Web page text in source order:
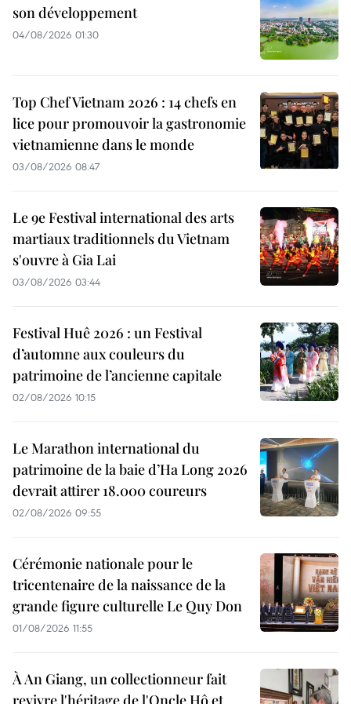
son développement
04/08/2026 01:30
Top Chef Vietnam 2026 : 14 chefs en
lice pour promouvoir la gastronomie
vietnamienne dans le monde
03/08/2026 08:47
Le 9e Festival international des arts
martiaux traditionnels du Vietnam
s'ouvre à Gia Lai
03/08/2026 03:44
Festival Huê 2026 : un Festival
d’automne aux couleurs du
patrimoine de l’ancienne capitale
02/08/2026 10:15
Le Marathon international du
patrimoine de la baie d’Ha Long 2026
devrait attirer 18.000 coureurs
02/08/2026 09:55
Cérémonie nationale pour le
tricentenaire de la naissance de la
grande figure culturelle Le Quy Don
01/08/2026 11:55
À An Giang, un collectionneur fait
revivre l'héritage de l'Oncle Hô et